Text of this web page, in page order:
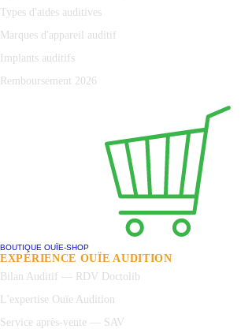
Types d'aides auditives
Marques d'appareil auditif
Implants auditifs
Remboursement 2026
BOUTIQUE OUÏE-SHOP
EXPÉRIENCE OUÏE AUDITION
Bilan Auditif — RDV Doctolib
L'expertise Ouïe Audition
Service après-vente — SAV